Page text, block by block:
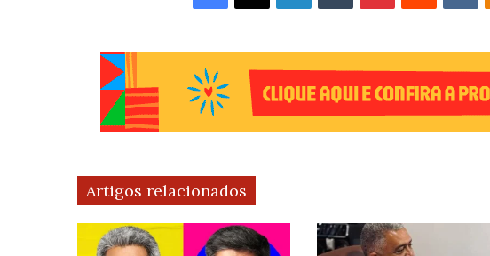
Artigos relacionados